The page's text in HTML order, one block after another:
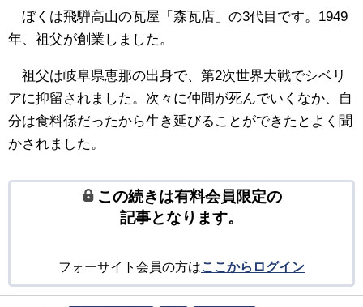
ぼくは飛騨高山の瓦屋「森瓦店」の3代目です。1949
年、祖父が創業しました。
祖父は岐阜県恵那の出身で、第2次世界大戦でシベリ
アに抑留されました。次々に仲間が死んでいくなか、自
分は食料係だったから生き延びることができたとよく聞
かされました。
この続きは有料会員限定の
記事となります。
フォーサイト会員の方はここからログイン